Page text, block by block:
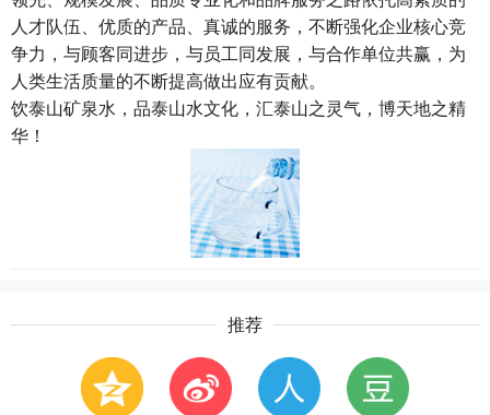
人才队伍、优质的产品、真诚的服务，不断强化企业核心竞
争力，与顾客同进步，与员工同发展，与合作单位共赢，为
人类生活质量的不断提高做出应有贡献。
饮泰山矿泉水，品泰山水文化，汇泰山之灵气，博天地之精
华！
推荐